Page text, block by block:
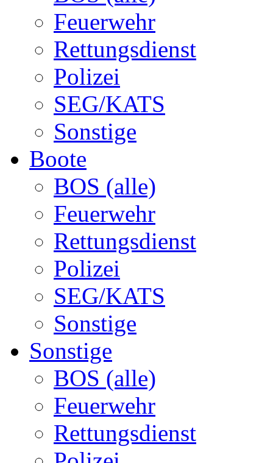
Feuerwehr
Rettungsdienst
Polizei
SEG/KATS
Sonstige
Boote
BOS (alle)
Feuerwehr
Rettungsdienst
Polizei
SEG/KATS
Sonstige
Sonstige
BOS (alle)
Feuerwehr
Rettungsdienst